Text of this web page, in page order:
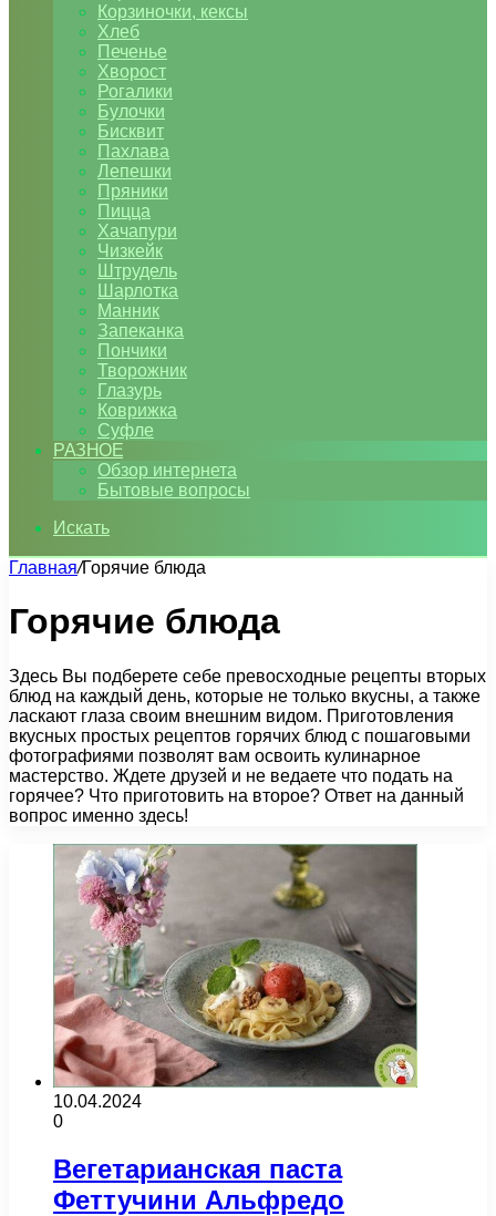
Корзиночки, кексы
Хлеб
Печенье
Хворост
Рогалики
Булочки
Бисквит
Пахлава
Лепешки
Пряники
Пицца
Хачапури
Чизкейк
Штрудель
Шарлотка
Манник
Запеканка
Пончики
Творожник
Глазурь
Коврижка
Суфле
РАЗНОЕ
Обзор интернета
Бытовые вопросы
Искать
Главная/Горячие блюда
Горячие блюда
Здесь Вы подберете себе превосходные рецепты вторых
блюд на каждый день, которые не только вкусны, а также
ласкают глаза своим внешним видом. Приготовления
вкусных простых рецептов горячих блюд с пошаговыми
фотографиями позволят вам освоить кулинарное
мастерство. Ждете друзей и не ведаете что подать на
горячее? Что приготовить на второе? Ответ на данный
вопрос именно здесь!
10.04.2024
0
Вегетарианская паста
Феттучини Альфредо